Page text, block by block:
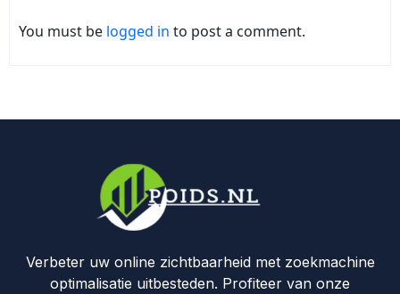
You must be logged in to post a comment.
Verbeter uw online zichtbaarheid met zoekmachine
optimalisatie uitbesteden. Profiteer van onze